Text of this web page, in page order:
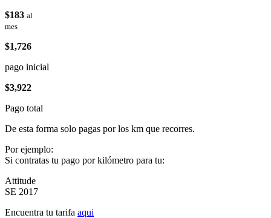
$183 al
mes
$1,726
pago inicial
$3,922
Pago total
De esta forma solo pagas por los km que recorres.
Por ejemplo:
Si contratas tu pago por kilómetro para tu:
Attitude
SE 2017
Encuentra tu tarifa aqui